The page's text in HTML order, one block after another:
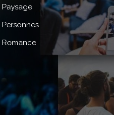
Paysage
Personnes
Romance